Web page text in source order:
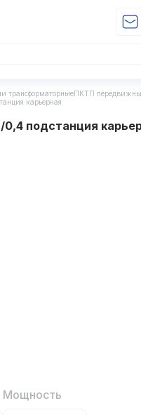
трансформаторныеПКТП
карьерная
подстанция
Мощность